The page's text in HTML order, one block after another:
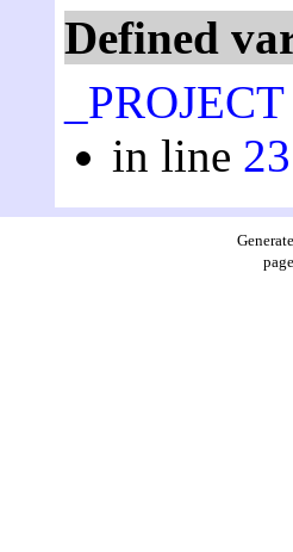
Defined
_PROJECT
in line 23